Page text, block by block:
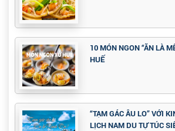
10 MÓN NGON “ĂN LÀ
HUẾ
“TẠM GÁC ÂU LO” VỚI
LỊCH NAM DU TỰ TÚC